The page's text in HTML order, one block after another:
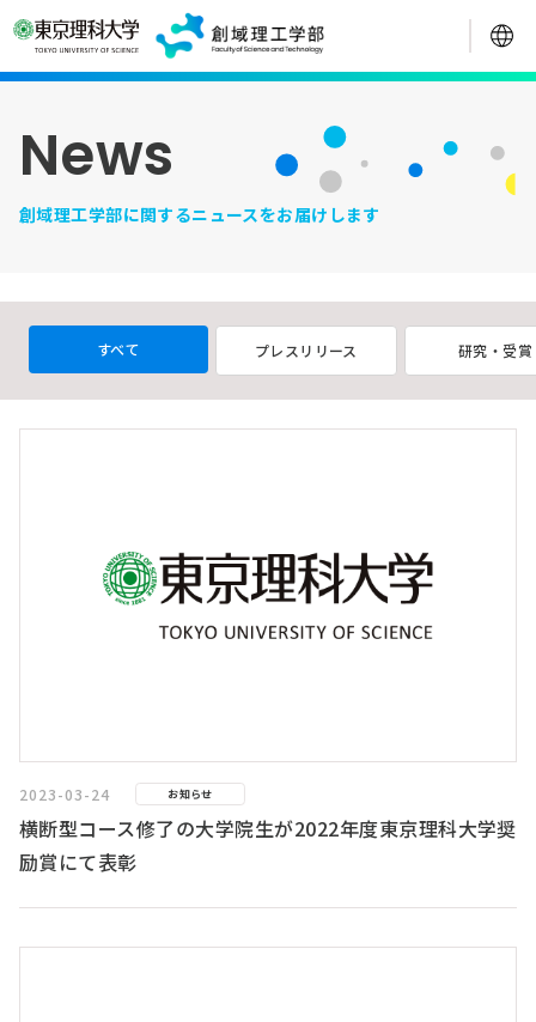
News
創域理工学部に関するニュースをお届けします
すべて プレスリリース 研究・受賞
2023-03-24 お知らせ
横断型コース修了の大学院生が2022年度東京理科大学奨
励賞にて表彰